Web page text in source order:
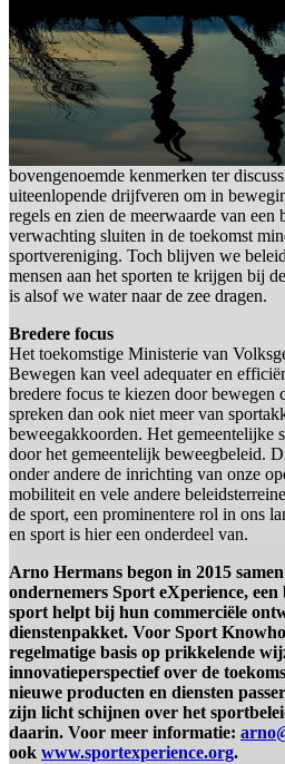
bovengenoemde kenmerken ter
uiteenlopende drijfveren om in
regels en zien de meerwaarde van een
verwachting sluiten in de toekomst
sportvereniging. Toch blijven we
mensen aan het sporten te krijgen bij
is alsof we water naar de zee dragen.
Bredere focus
Het toekomstige Ministerie van
Bewegen kan veel adequater en
bredere focus te kiezen door bewegen
spreken dan ook niet meer van
beweegakkoorden. Het gemeentelijke
door het gemeentelijk beweegbeleid.
onder andere de inrichting van onze
mobiliteit en vele andere
de sport, een prominentere rol in ons
en sport is hier een onderdeel van.
Arno Hermans begon in 2015
ondernemers Sport eXperience,
sport helpt bij hun commerciële
dienstenpakket. Voor Sport
regelmatige basis op prikkelende
innovatieperspectief over de
nieuwe producten en diensten
zijn licht schijnen over het
daarin. Voor meer informatie:
ook www.sportexperience.org.